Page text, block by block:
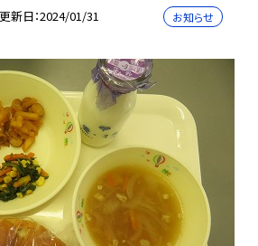
更新日 2024/01/31 お知らせ